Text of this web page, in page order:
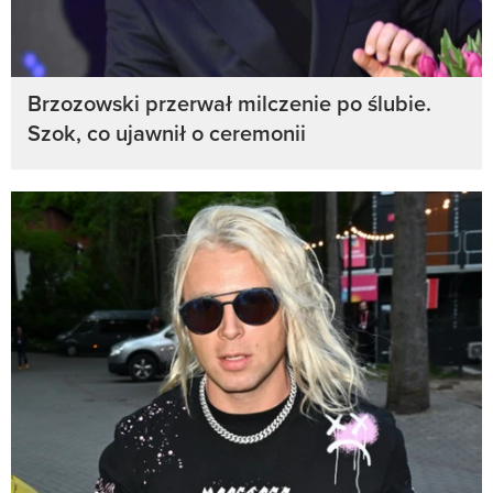
Brzozowski przerwał milczenie po ślubie.
Szok, co ujawnił o ceremonii